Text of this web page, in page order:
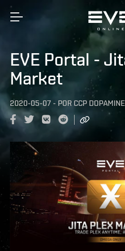
EVE Portal -
Market
2020-05-07 - POR CCP DOPAMINE